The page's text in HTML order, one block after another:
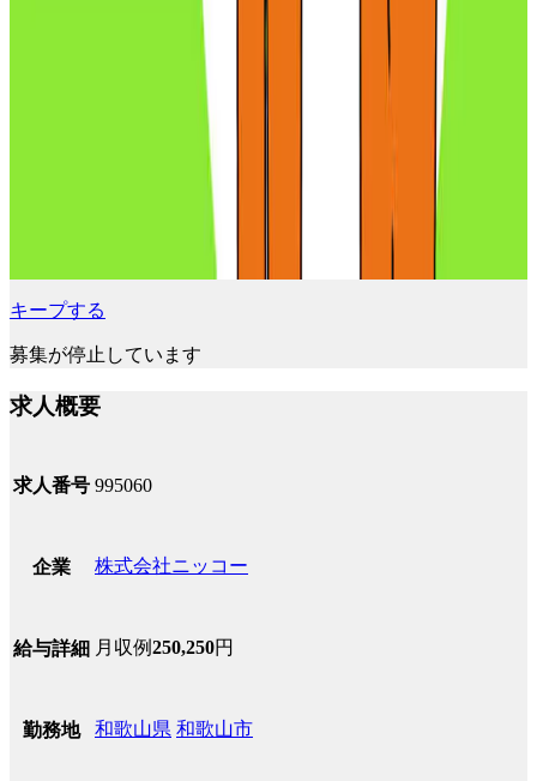
キープする
募集が停止しています
求人概要
求人番号 995060
企業 株式会社ニッコー
給与詳細 月収例250,250円
勤務地 和歌山県 和歌山市